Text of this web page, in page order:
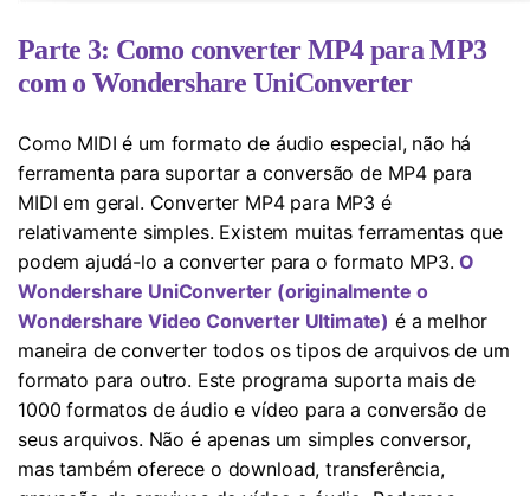
Parte 3: Como converter MP4 para MP3
com o Wondershare UniConverter
Como MIDI é um formato de áudio especial, não há
ferramenta para suportar a conversão de MP4 para
MIDI em geral. Converter MP4 para MP3 é
relativamente simples. Existem muitas ferramentas que
podem ajudá-lo a converter para o formato MP3.O
Wondershare UniConverter (originalmente o
Wondershare Video Converter Ultimate) é a melhor
maneira de converter todos os tipos de arquivos de um
formato para outro. Este programa suporta mais de
1000 formatos de áudio e vídeo para a conversão de
seus arquivos. Não é apenas um simples conversor,
mas também oferece o download, transferência,